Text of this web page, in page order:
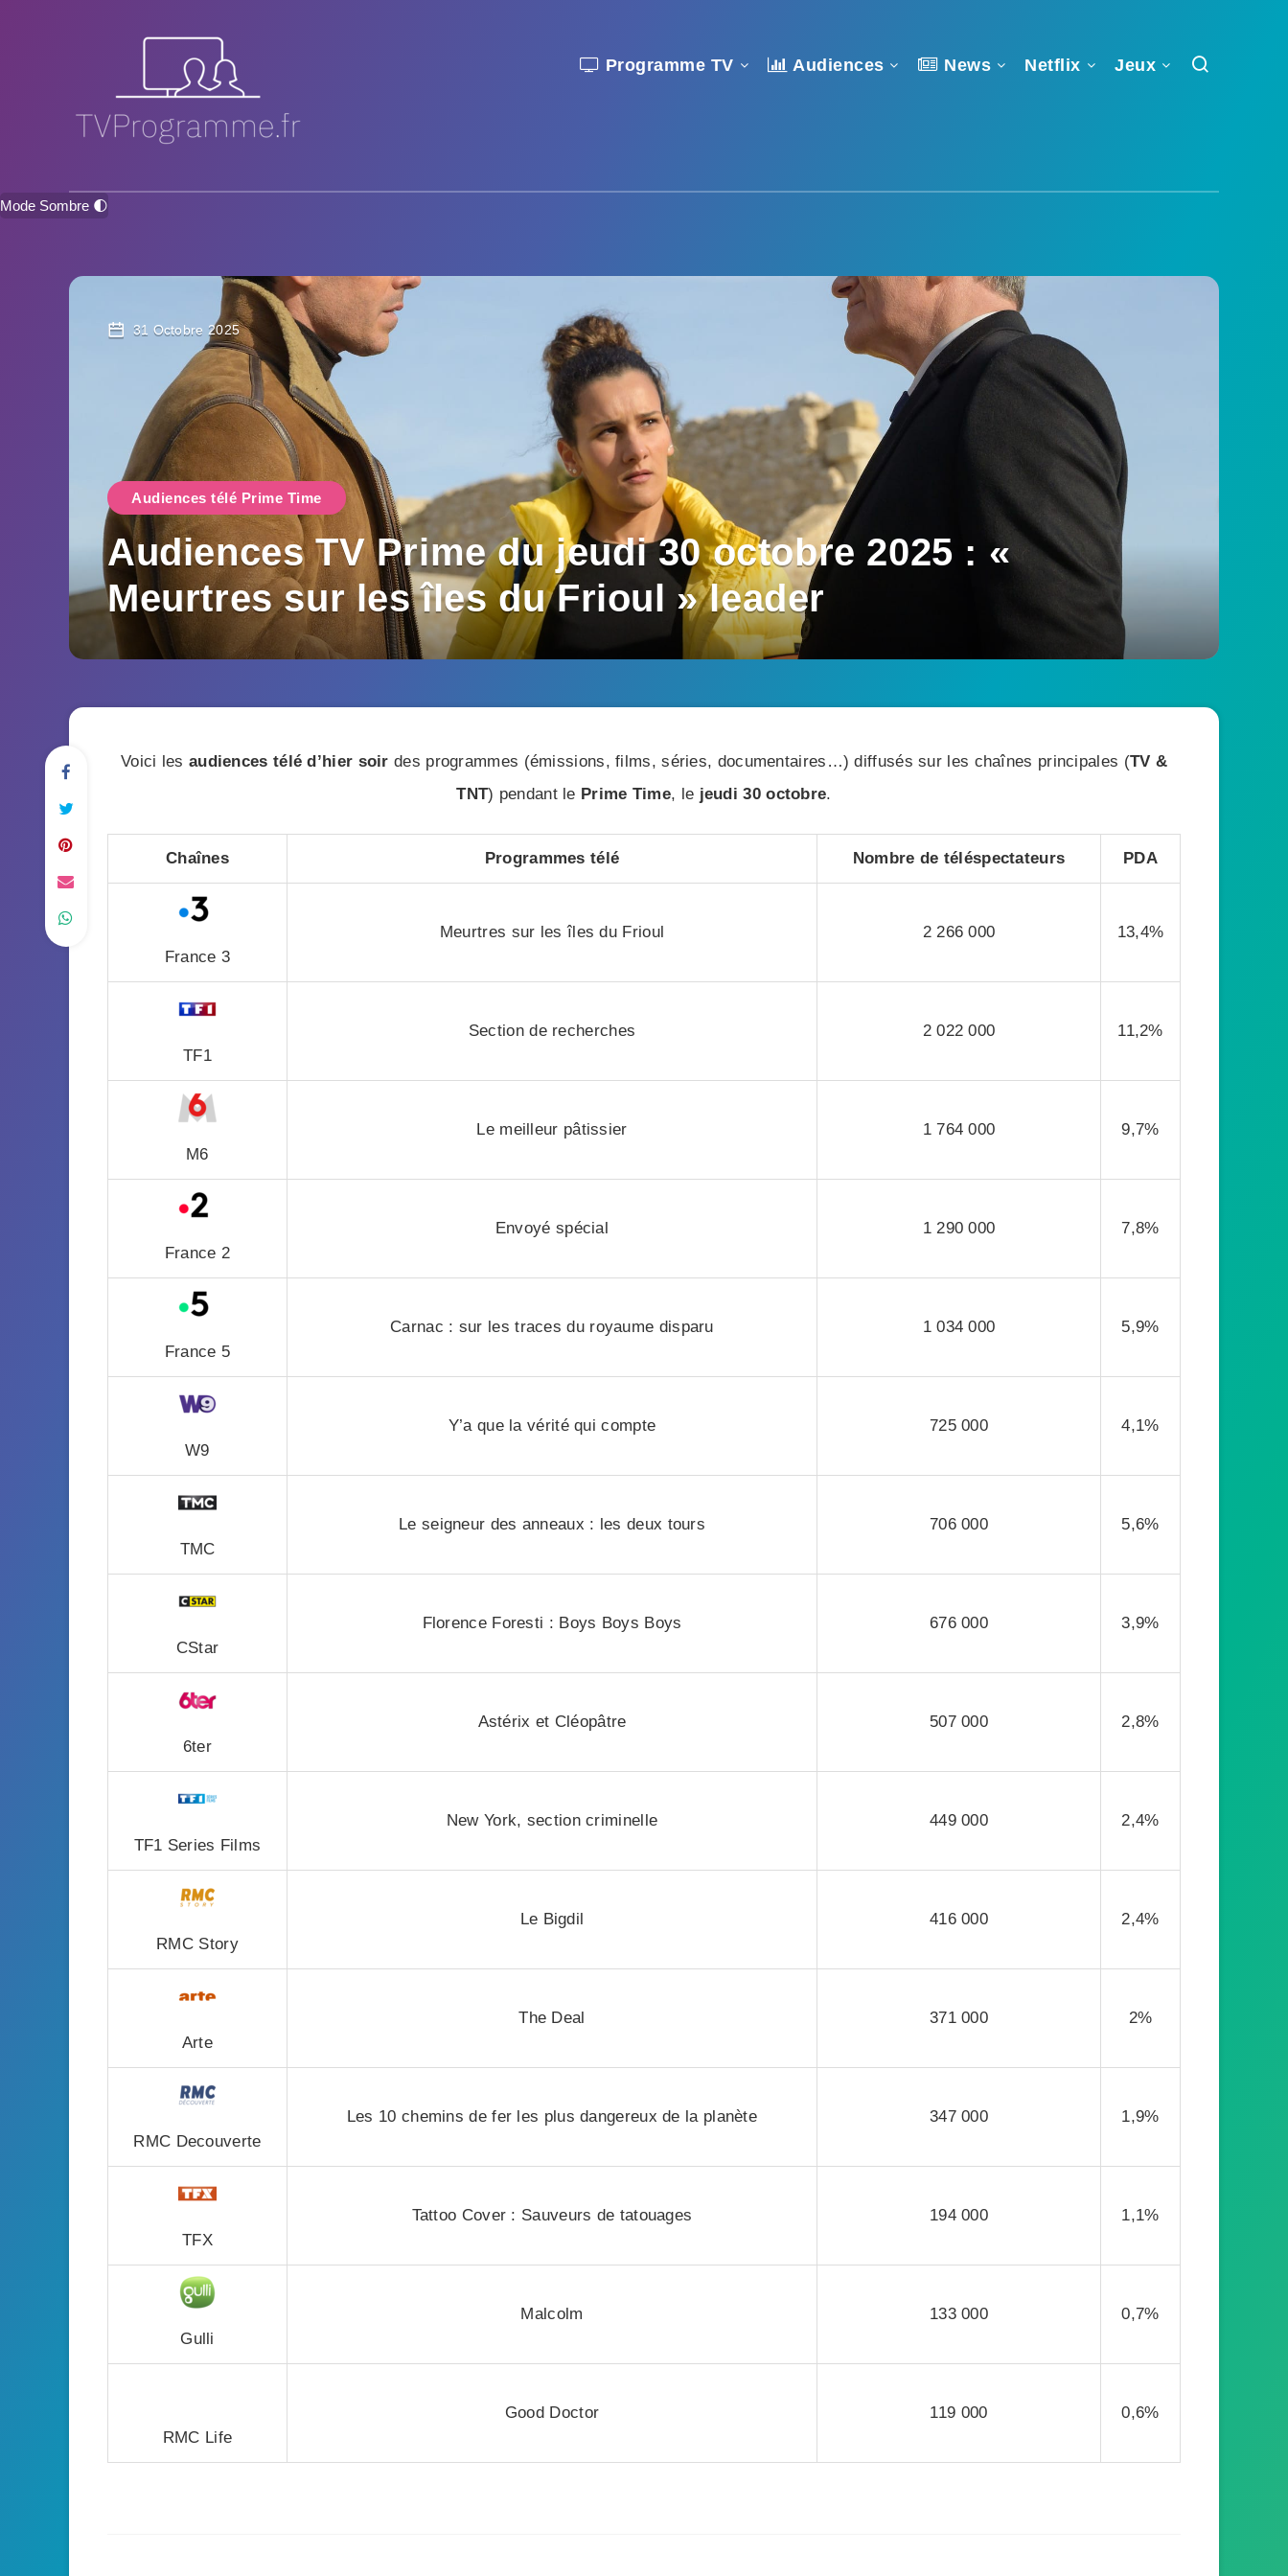
Programme TV Audiences News Netflix Jeux
Mode Sombre 🌓
31 Octobre 2025
Audiences télé Prime Time
Audiences TV Prime du jeudi 30 octobre 2025 : «
Meurtres sur les îles du Frioul » leader
Voici les audiences télé d’hier soir des programmes (émissions, films, séries, documentaires…) diffusés sur les chaînes principales (TV &
TNT) pendant le Prime Time, le jeudi 30 octobre.
Chaînes Programmes télé Nombre de téléspectateurs PDA
France 3
Meurtres sur les îles du Frioul 2 266 000 13,4%
TF1
Section de recherches 2 022 000 11,2%
M6
Le meilleur pâtissier 1 764 000 9,7%
France 2
Envoyé spécial 1 290 000 7,8%
France 5
Carnac : sur les traces du royaume disparu 1 034 000 5,9%
W9
Y’a que la vérité qui compte 725 000 4,1%
TMC
Le seigneur des anneaux : les deux tours 706 000 5,6%
CStar
Florence Foresti : Boys Boys Boys 676 000 3,9%
6ter
Astérix et Cléopâtre 507 000 2,8%
TF1 Series Films
New York, section criminelle 449 000 2,4%
RMC Story
Le Bigdil 416 000 2,4%
Arte
The Deal 371 000 2%
RMC Decouverte
Les 10 chemins de fer les plus dangereux de la planète 347 000 1,9%
TFX
Tattoo Cover : Sauveurs de tatouages 194 000 1,1%
Gulli
Malcolm 133 000 0,7%
RMC Life
Good Doctor 119 000 0,6%